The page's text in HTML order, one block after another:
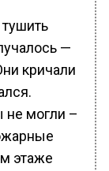
—
кричали
не могли –
этаже